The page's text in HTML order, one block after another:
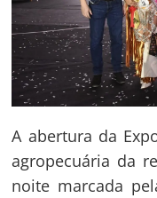
A abertura da
agropecuária da
noite marcada